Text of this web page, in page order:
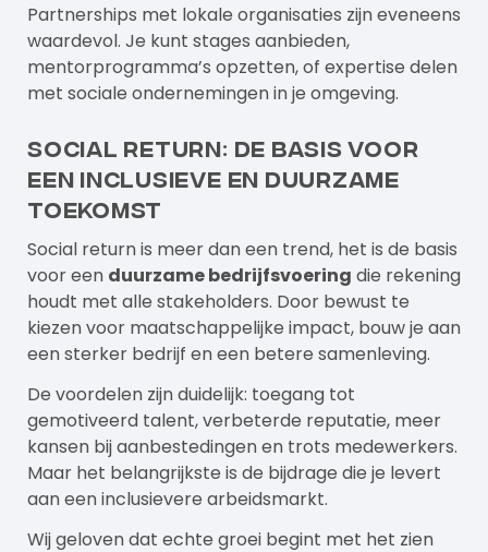
Partnerships met lokale organisaties zijn eveneens
waardevol. Je kunt stages aanbieden,
mentorprogramma’s opzetten, of expertise delen
met sociale ondernemingen in je omgeving.
Social return: de basis voor
een inclusieve en duurzame
toekomst
Social return is meer dan een trend, het is de basis
voor een duurzame bedrijfsvoering die rekening
houdt met alle stakeholders. Door bewust te
kiezen voor maatschappelijke impact, bouw je aan
een sterker bedrijf en een betere samenleving.
De voordelen zijn duidelijk: toegang tot
gemotiveerd talent, verbeterde reputatie, meer
kansen bij aanbestedingen en trots medewerkers.
Maar het belangrijkste is de bijdrage die je levert
aan een inclusievere arbeidsmarkt.
Wij geloven dat echte groei begint met het zien